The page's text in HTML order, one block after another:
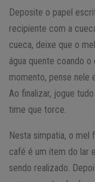
Deposite o papel
recipiente com a
cueca, deixe que o
água quente coando
momento, pense nele
Ao finalizar, jogue
time que torce.
Nesta simpatia, o mel
café é um item do lar
sendo realizado.